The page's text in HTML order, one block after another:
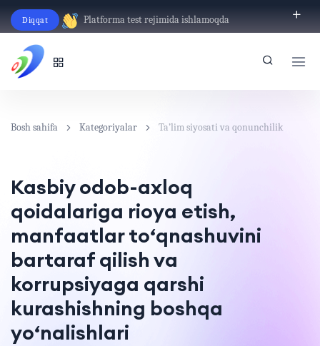
Diqqat Platforma test rejimida ishlamoqda
O‘zbekcha
Bosh sahifa Kategoriyalar Ta’lim siyosati va qonunchilik
Kasbiy odob-axloq
qoidalariga rioya etish,
manfaatlar to‘qnashuvini
bartaraf qilish va
korrupsiyaga qarshi
kurashishning boshqa
yo‘nalishlari